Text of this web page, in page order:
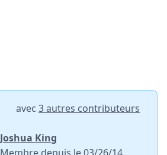
avec 3 autres contributeurs
Joshua King